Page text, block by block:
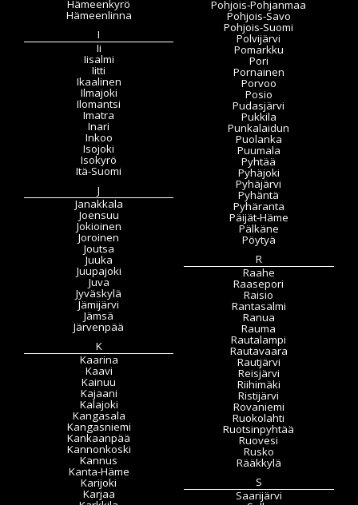
Hämeenkyrö
Hämeenlinna
I
Ii
Iisalmi
Iitti
Ikaalinen
Ilmajoki
Ilomantsi
Imatra
Inari
Inkoo
Isojoki
Isokyrö
Itä-Suomi
J
Janakkala
Joensuu
Jokioinen
Joroinen
Joutsa
Juuka
Juupajoki
Juva
Jyväskylä
Jämijärvi
Jämsä
Järvenpää
K
Kaarina
Kaavi
Kainuu
Kajaani
Kalajoki
Kangasala
Kangasniemi
Kankaanpää
Kannonkoski
Kannus
Kanta-Häme
Karijoki
Karjaa
Pohjois-Pohjanmaa
Pohjois-Savo
Pohjois-Suomi
Polvijärvi
Pomarkku
Pori
Pornainen
Porvoo
Posio
Pudasjärvi
Pukkila
Punkalaidun
Puolanka
Puumala
Pyhtää
Pyhäjoki
Pyhäjärvi
Pyhäntä
Pyhäranta
Päijät-Häme
Pälkäne
Pöytyä
R
Raahe
Raasepori
Raisio
Rantasalmi
Ranua
Rauma
Rautalampi
Rautavaara
Rautjärvi
Reisjärvi
Riihimäki
Ristijärvi
Rovaniemi
Ruokolahti
Ruotsinpyhtää
Ruovesi
Rusko
Rääkkylä
S
Saarijärvi